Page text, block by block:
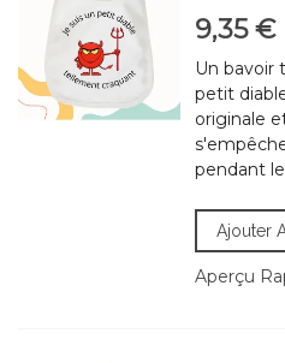
9,35 €
Un bavoir
petit
originale
pendant
Ajouter
Aperçu